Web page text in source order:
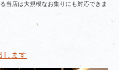
当店は大規模なお集りにも対応できま
します